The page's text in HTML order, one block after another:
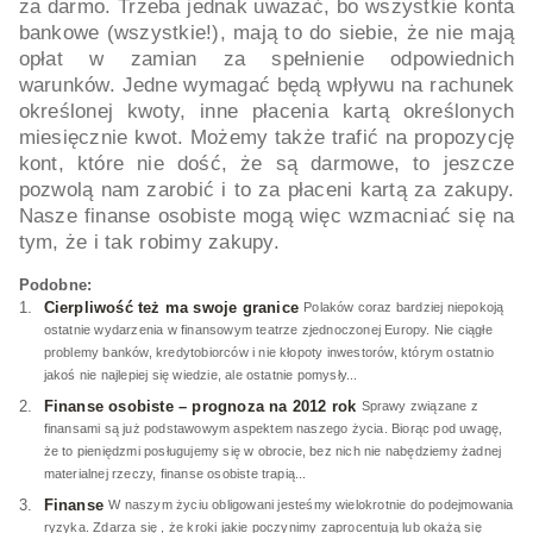
za darmo. Trzeba jednak uważać, bo wszystkie konta
bankowe (wszystkie!), mają to do siebie, że nie mają
opłat w zamian za spełnienie odpowiednich
warunków. Jedne wymagać będą wpływu na rachunek
określonej kwoty, inne płacenia kartą określonych
miesięcznie kwot. Możemy także trafić na propozycję
kont, które nie dość, że są darmowe, to jeszcze
pozwolą nam zarobić i to za płaceni kartą za zakupy.
Nasze finanse osobiste mogą więc wzmacniać się na
tym, że i tak robimy zakupy.
Podobne:
Cierpliwość też ma swoje granice Polaków coraz bardziej niepokoją
ostatnie wydarzenia w finansowym teatrze zjednoczonej Europy. Nie ciągłe
problemy banków, kredytobiorców i nie kłopoty inwestorów, którym ostatnio
jakoś nie najlepiej się wiedzie, ale ostatnie pomysły...
Finanse osobiste – prognoza na 2012 rok Sprawy związane z
finansami są już podstawowym aspektem naszego życia. Biorąc pod uwagę,
że to pieniędzmi posługujemy się w obrocie, bez nich nie nabędziemy żadnej
materialnej rzeczy, finanse osobiste trapią...
Finanse W naszym życiu obligowani jesteśmy wielokrotnie do podejmowania
ryzyka. Zdarza się , że kroki jakie poczynimy zaprocentują lub okażą się